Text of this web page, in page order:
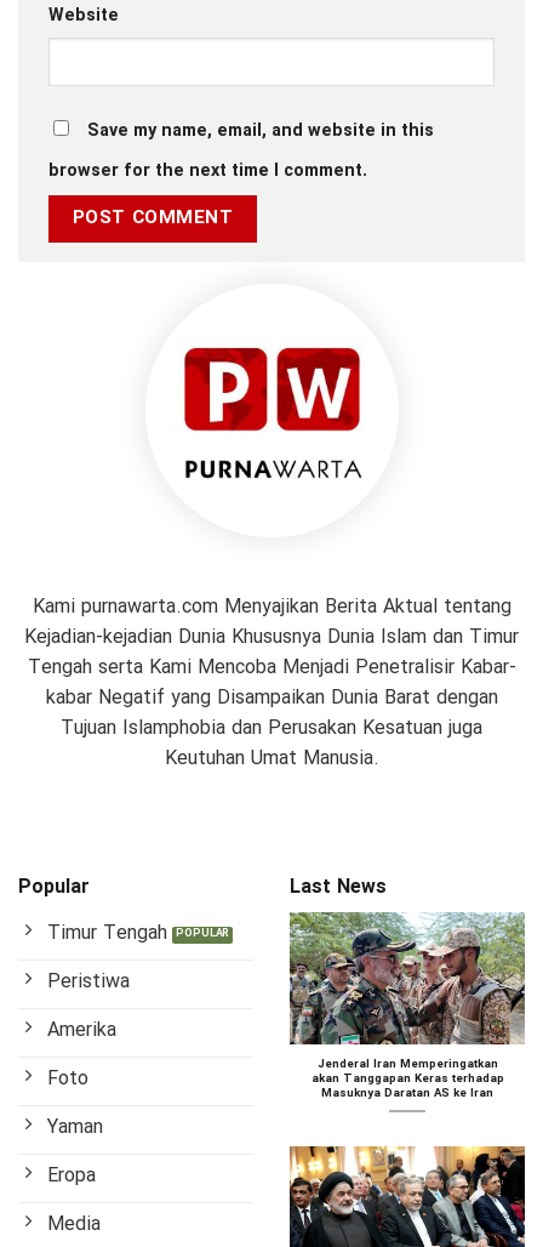
Website
Save my name, email, and website in this
browser for the next time I comment.
Kami purnawarta.com Menyajikan Berita Aktual tentang
Kejadian-kejadian Dunia Khususnya Dunia Islam dan Timur
Tengah serta Kami Mencoba Menjadi Penetralisir Kabar-
kabar Negatif yang Disampaikan Dunia Barat dengan
Tujuan Islamphobia dan Perusakan Kesatuan juga
Keutuhan Umat Manusia.
Popular
Timur Tengah
Peristiwa
Amerika
Foto
Yaman
Eropa
Media
Last News
Jenderal Iran Memperingatkan
akan Tanggapan Keras terhadap
Masuknya Daratan AS ke Iran